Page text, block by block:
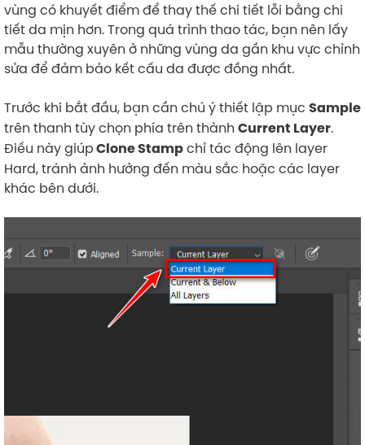
vùng có khuyết điểm để thay thế chi tiết lỗi bằng chi
tiết da mịn hơn. Trong quá trình thao tác, bạn nên lấy
mẫu thường xuyên ở những vùng da gần khu vực chỉnh
sửa để đảm bảo kết cấu da được đồng nhất.
Trước khi bắt đầu, bạn cần chú ý thiết lập mục Sample
trên thanh tùy chọn phía trên thành Current Layer.
Điều này giúpClone Stampchỉ tác động lên layer
Hard, tránh ảnh hưởng đến màu sắc hoặc các layer
khác bên dưới.